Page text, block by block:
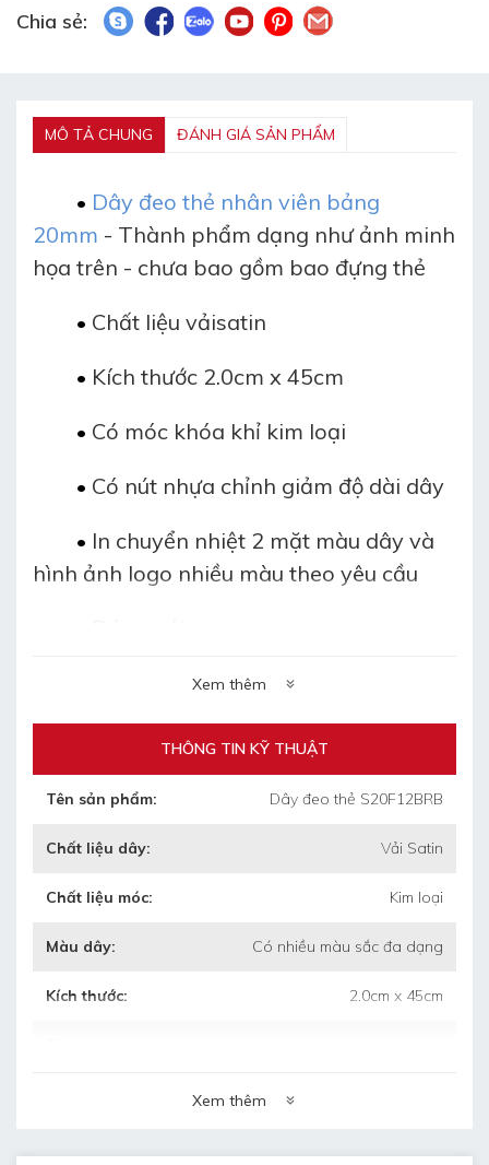
Chia sẻ:
MÔ TẢ CHUNG ĐÁNH GIÁ SẢN PHẨM
• Dây đeo thẻ nhân viên bảng
20mm - Thành phẩm dạng như ảnh minh
họa trên - chưa bao gồm bao đựng thẻ
• Chất liệu vảisatin
• Kích thước 2.0cm x 45cm
• Có móc khóa khỉ kim loại
• Có nút nhựa chỉnh giảm độ dài dây
• In chuyển nhiệt 2 mặt màu dây và
hình ảnh logo nhiều màu theo yêu cầu
20 bao/thùng carton/1000 dây:
+ Trọng lượng 1 thùng: 16.6kg
+ Kích thước thùng: 55cm x 35cm x 35cm
(dài/rộng/cao)
• Thời gian làm mẫu: 4 ngày
• Thời gian làm hàng: 5 ngày sau duyệt
mẫu
• Bảo hành: 3 tháng khi chưa sử dụng mà
Xem thêm
THÔNG TIN KỸ THUẬT
Tên sản phẩm: Dây đeo thẻ S20F12BRB
Chất liệu dây: Vải Satin
Chất liệu móc: Kim loại
Màu dây: Có nhiều màu sắc đa dạng
Kích thước: 2.0cm x 45cm
Xem thêm